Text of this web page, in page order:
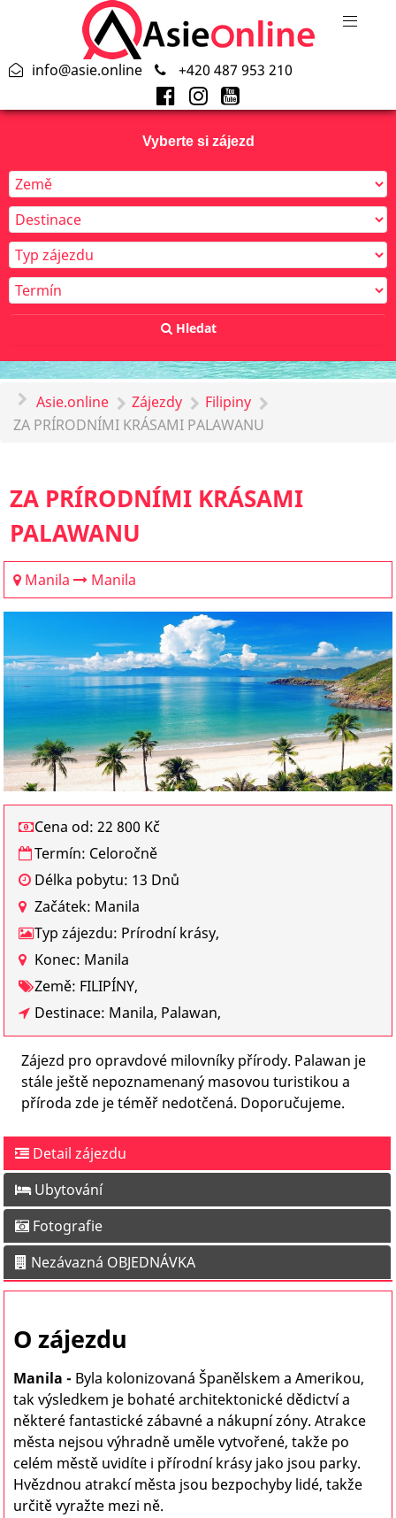
info@asie.online +420 487 953 210
Vyberte si zájezd
Hledat
Asie.online Zájezdy
Filipiny
ZA PRÍRODNÍMI KRÁSAMI PALAWANU
ZA PRÍRODNÍMI KRÁSAMI
PALAWANU
Manila Manila
Cena od: 22 800 Kč
Termín: Celoročně
Délka pobytu: 13 Dnů
Začátek: Manila
Typ zájezdu: Prírodní krásy,
Konec: Manila
Země: FILIPÍNY,
Destinace: Manila, Palawan,
Zájezd pro opravdové milovníky přírody. Palawan je
stále ještě nepoznamenaný masovou turistikou a
příroda zde je téměř nedotčená. Doporučujeme.
Detail zájezdu
Ubytování
Fotografie
Nezávazná OBJEDNÁVKA
O zájezdu
Manila - Byla kolonizovaná Španělskem a Amerikou,
tak výsledkem je bohaté architektonické dědictví a
některé fantastické zábavné a nákupní zóny. Atrakce
města nejsou výhradně uměle vytvořené, takže po
celém městě uvidíte i přírodní krásy jako jsou parky.
Hvězdnou atrakcí města jsou bezpochyby lidé, takže
určitě vyražte mezi ně.